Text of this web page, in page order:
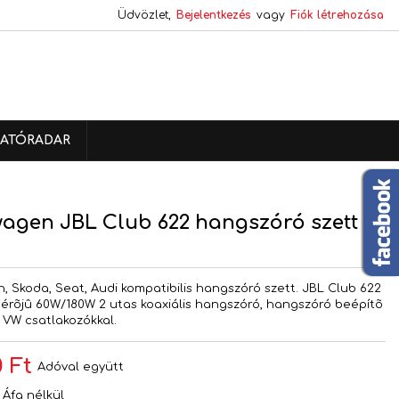
Üdvözlet, Bejelentkezés vagy Fiók létrehozása
JBL Club 622 hangszóró szett
Skoda, Seat, Audi kompatibilis hangszóró szett. JBL Club 622
60W/180W 2 utas koaxiális hangszóró, hangszóró beépítõ
csatlakozókkal.
Ft Adóval együtt
Áfa nélkül